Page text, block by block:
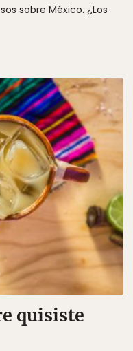
sobre México. ¿Los
quisiste